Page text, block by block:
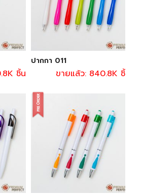
ชิ้น
ปากกา 011
ขายแล้ว: 840.8K ชิ้น